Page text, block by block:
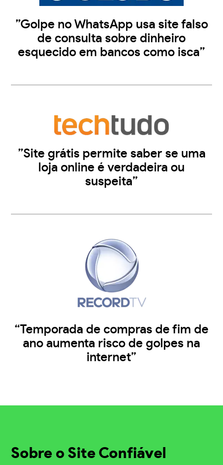
”Golpe no WhatsApp usa site falso
de consulta sobre dinheiro
esquecido em bancos como isca”
”Site grátis permite saber se uma
loja online é verdadeira ou
suspeita”
“Temporada de compras de fim de
ano aumenta risco de golpes na
internet”
Sobre o Site Confiável